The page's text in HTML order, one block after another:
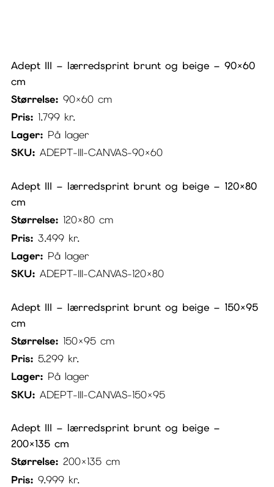
Adept III – lærredsprint brunt og beige – 90×60
cm
Størrelse: 90×60 cm
Pris: 1.799 kr.
Lager: På lager
SKU: ADEPT-III-CANVAS-90×60
Adept III – lærredsprint brunt og beige – 120×80
cm
Størrelse: 120×80 cm
Pris: 3.499 kr.
Lager: På lager
SKU: ADEPT-III-CANVAS-120×80
Adept III – lærredsprint brunt og beige – 150×95
cm
Størrelse: 150×95 cm
Pris: 5.299 kr.
Lager: På lager
SKU: ADEPT-III-CANVAS-150×95
Adept III – lærredsprint brunt og beige –
200×135 cm
Størrelse: 200×135 cm
Pris: 9.999 kr.